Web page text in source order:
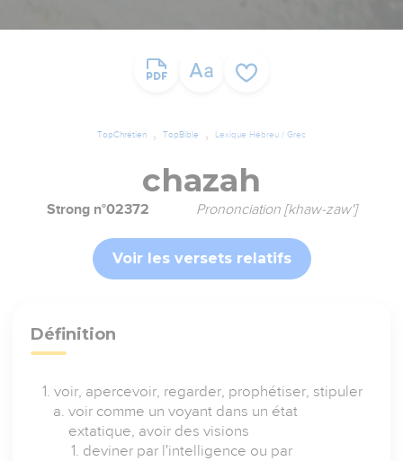
TopChrétien TopBible Lexique Hébreu / Grec
chazah
Strong n°02372 Prononciation [khaw-zaw']
Voir les versets relatifs
Définition
voir, apercevoir, regarder, prophétiser, stipuler
voir comme un voyant dans un état
extatique, avoir des visions
deviner par l'intelligence ou par